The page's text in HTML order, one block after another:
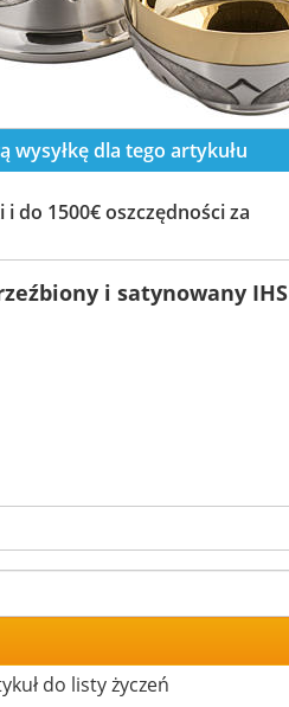
wysyłkę dla tego artykułu
i do 1500€ oszczędności za
i satynowany IHS
do listy życzeń